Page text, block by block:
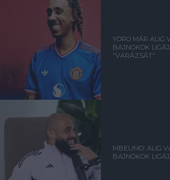
YORO MÁR ALIG
BAJNOKOK
"VARÁZSÁT"
MBEUMO: ALIG
BAJNOKOK